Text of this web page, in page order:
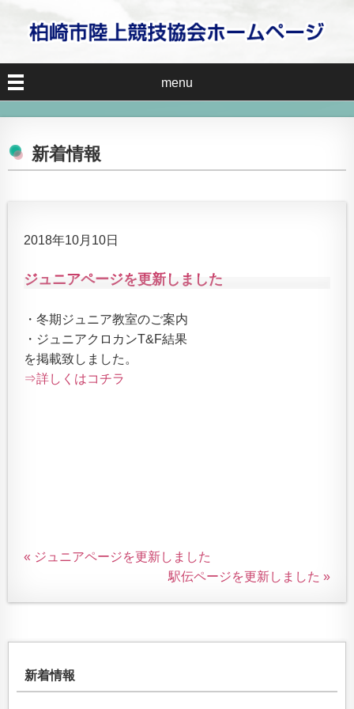
menu
新着情報
2018年10月10日
ジュニアページを更新しました
・冬期ジュニア教室のご案内
・ジュニアクロカンT&F結果
を掲載致しました。
⇒詳しくはコチラ
« ジュニアページを更新しました
駅伝ページを更新しました »
新着情報